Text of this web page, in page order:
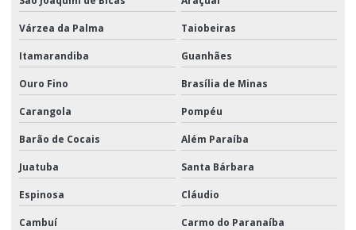
Várzea da Palma Taiobeiras
Itamarandiba Guanhães
Ouro Fino Brasília de Minas
Carangola Pompéu
Barão de Cocais Além Paraíba
Juatuba Santa Bárbara
Espinosa Cláudio
Cambuí Carmo do Paranaíba